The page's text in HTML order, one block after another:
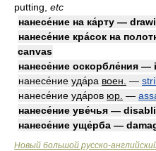
putting, etc
нанесе́ние на ка́рту —
нанесе́ние кра́сок на
canvas
нанесе́ние оскорбле́ния —
нанесе́ние уда́ра воен. —
нанесе́ние уда́ров юр. —
нанесе́ние уве́чья —
нанесе́ние уще́рба —
Новый большой русско-